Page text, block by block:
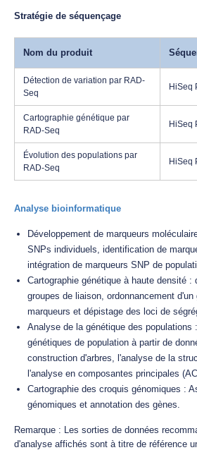
Stratégie de séquençage
Nom du produit
Détection de variation par RAD-
Seq
HiSeq
Cartographie génétique par
RAD-Seq
HiSeq
Évolution des populations par
RAD-Seq
HiSeq
Analyse bioinformatique
Développement de marqueurs
SNPs individuels, identification de
intégration de marqueurs SNP de
Cartographie génétique à haute densité :
groupes de liaison, ordonnancement d'un
marqueurs et dépistage des loci de
Analyse de la génétique des populations
génétiques de population à partir de
construction d'arbres, l'analyse de la
l'analyse en composantes principales
Cartographie des croquis génomiques :
génomiques et annotation des gènes.
Remarque : Les sorties de données
d'analyse affichés sont à titre de référence